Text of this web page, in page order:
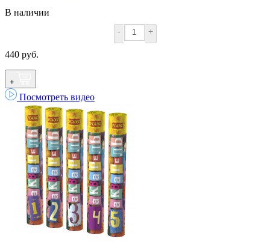
В наличии
- +
440 руб.
+
Посмотреть видео